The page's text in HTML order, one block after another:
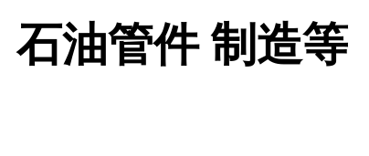
油管件 制造等